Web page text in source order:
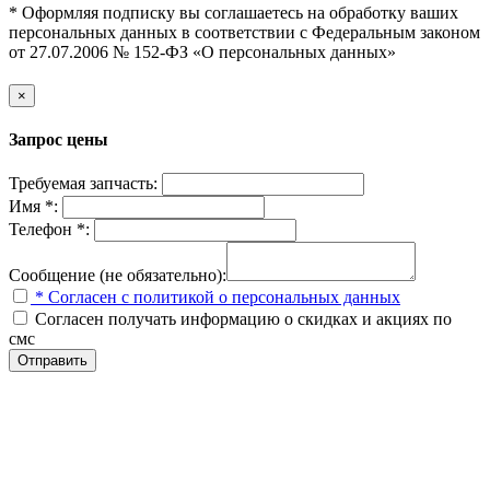
* Оформляя подписку вы соглашаетесь на обработку ваших
персональных данных в соответствии с Федеральным законом
от 27.07.2006 № 152-ФЗ «О персональных данных»
×
Запрос цены
Требуемая запчасть:
Имя *:
Телефон *:
Сообщение (не обязательно):
* Согласен с политикой о персональных данных
Согласен получать информацию о скидках и акциях по
смс
Отправить